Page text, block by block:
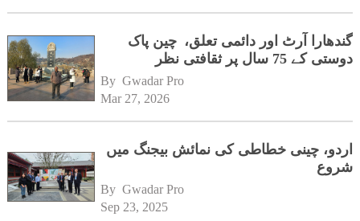
گندھارا آرٹ اور دائمی تعلق، چین پاک
دوستی کے 75 سال پر ثقافتی نظر
By Gwadar Pro
Mar 27, 2026
اردو، چینی خطاطی کی نمائش بیجنگ میں
شروع
By Gwadar Pro
Sep 23, 2025